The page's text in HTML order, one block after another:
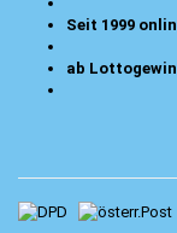
Seit 1999
ab